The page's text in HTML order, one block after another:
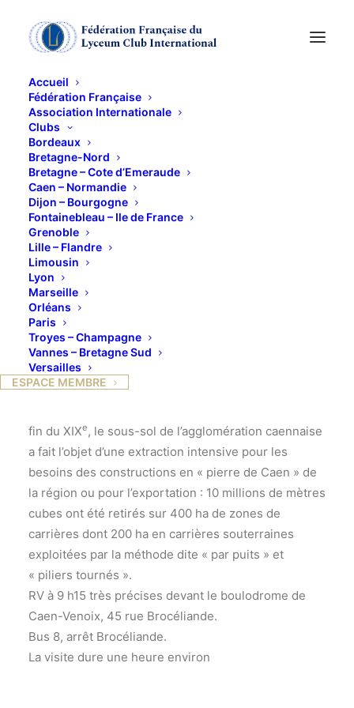
Accueil
Fédération Française
Association Internationale
Clubs
Bordeaux
Bretagne-Nord
Bretagne – Cote d’Emeraude
Caen – Normandie
Dijon – Bourgogne
Fontainebleau – Ile de France
Grenoble
Lille – Flandre
Limousin
Lyon
Marseille
Orléans
Paris
Troyes – Champagne
Vannes – Bretagne Sud
Versailles
ESPACE MEMBRE
CARRIERES de
PIERRE
Situées à la Maladrerie. La visite est réservée à des
personnes bien chaussées et qui peuvent marcher
sans encombre sur un terrain accidenté.
fin du XIXe, le sous-sol de l’agglomération caennaise
a fait l’objet d’une extraction intensive pour les
besoins des constructions en « pierre de Caen » de
la région ou pour l’exportation : 10 millions de mètres
cubes ont été retirés sur 400 ha de zones de
carrières dont 200 ha en carrières souterraines
exploitées par la méthode dite « par puits » et
« piliers tournés ».
RV à 9 h15 très précises devant le boulodrome de
Caen-Venoix, 45 rue Brocéliande.
Bus 8, arrêt Brocéliande.
La visite dure une heure environ